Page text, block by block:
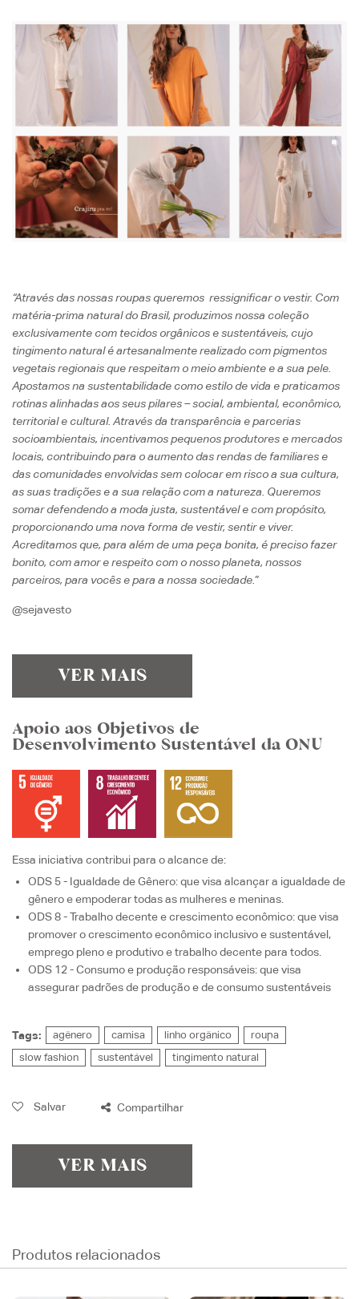
“Através das nossas roupas queremos ressignificar o vestir. Com
matéria-prima natural do Brasil, produzimos nossa coleção
exclusivamente com tecidos orgânicos e sustentáveis, cujo
tingimento natural é artesanalmente realizado com pigmentos
vegetais regionais que respeitam o meio ambiente e a sua pele.
Apostamos na sustentabilidade como estilo de vida e praticamos
rotinas alinhadas aos seus pilares – social, ambiental, econômico,
territorial e cultural. Através da transparência e parcerias
socioambientais, incentivamos pequenos produtores e mercados
locais, contribuindo para o aumento das rendas de familiares e
das comunidades envolvidas sem colocar em risco a sua cultura,
as suas tradições e a sua relação com a natureza. Queremos
somar defendendo a moda justa, sustentável e com propósito,
proporcionando uma nova forma de vestir, sentir e viver.
Acreditamos que, para além de uma peça bonita, é preciso fazer
bonito, com amor e respeito com o nosso planeta, nossos
parceiros, para vocês e para a nossa sociedade.”
@sejavesto
VER MAIS
Apoio aos Objetivos de
Desenvolvimento Sustentável da ONU
Essa iniciativa contribui para o alcance de:
ODS 5 - Igualdade de Gênero: que visa alcançar a igualdade de
gênero e empoderar todas as mulheres e meninas.
ODS 8 - Trabalho decente e crescimento econômico: que visa
promover o crescimento econômico inclusivo e sustentável,
emprego pleno e produtivo e trabalho decente para todos.
ODS 12 - Consumo e produção responsáveis: que visa
assegurar padrões de produção e de consumo sustentáveis
Tags: agênero camisa linho orgânico
roupa
slow fashion
sustentável tingimento natural
Salvar Compartilhar
VER MAIS
Produtos relacionados